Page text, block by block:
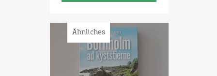
Ähnliches